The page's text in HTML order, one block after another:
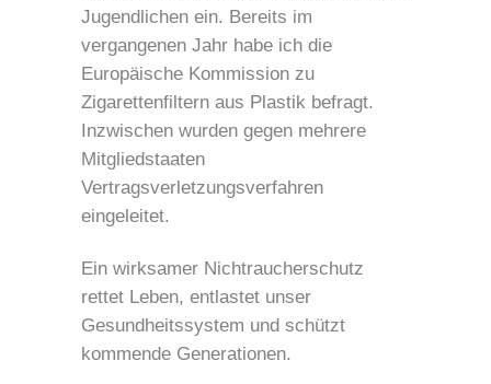
Jugendlichen ein. Bereits im
vergangenen Jahr habe ich die
Europäische Kommission zu
Zigarettenfiltern aus Plastik befragt.
Inzwischen wurden gegen mehrere
Mitgliedstaaten
Vertragsverletzungsverfahren
eingeleitet.
Ein wirksamer Nichtraucherschutz
rettet Leben, entlastet unser
Gesundheitssystem und schützt
kommende Generationen.